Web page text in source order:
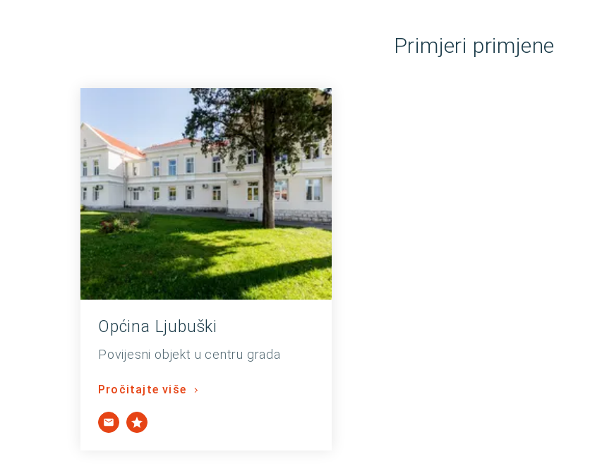
Primjeri primjene
Općina Ljubuški
Povijesni objekt u centru grada
Pročitajte više